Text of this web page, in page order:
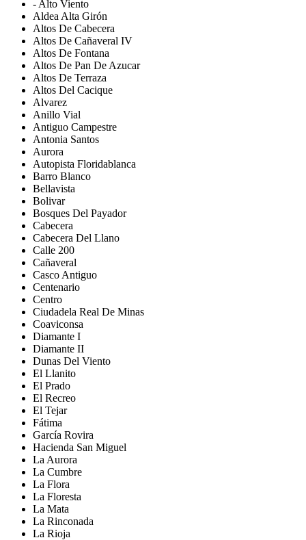
- Alto Viento
Aldea Alta Girón
Altos De Cabecera
Altos De Cañaveral IV
Altos De Fontana
Altos De Pan De Azucar
Altos De Terraza
Altos Del Cacique
Alvarez
Anillo Vial
Antiguo Campestre
Antonia Santos
Aurora
Autopista Floridablanca
Barro Blanco
Bellavista
Bolivar
Bosques Del Payador
Cabecera
Cabecera Del Llano
Calle 200
Cañaveral
Casco Antiguo
Centenario
Centro
Ciudadela Real De Minas
Coaviconsa
Diamante I
Diamante II
Dunas Del Viento
El Llanito
El Prado
El Recreo
El Tejar
Fátima
García Rovira
Hacienda San Miguel
La Aurora
La Cumbre
La Flora
La Floresta
La Mata
La Rinconada
La Rioja